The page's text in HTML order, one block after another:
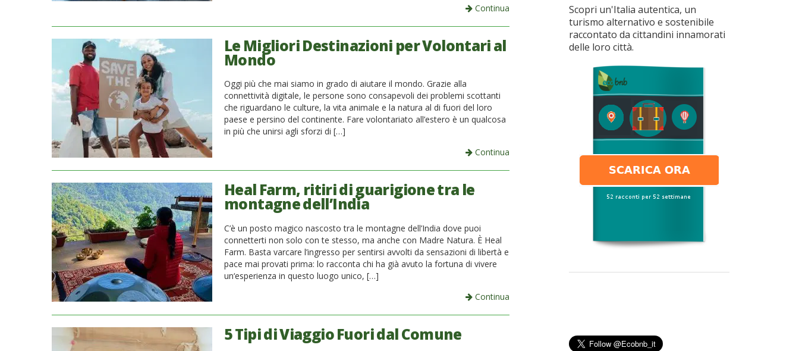
Continua
Le Migliori Destinazioni per Volontari al
Mondo
Oggi più che mai siamo in grado di aiutare il mondo. Grazie alla
connettività digitale, le persone sono consapevoli dei problemi scottanti
che riguardano le culture, la vita animale e la natura al di fuori del loro
paese e persino del continente. Fare volontariato all’estero è un qualcosa
in più che unirsi agli sforzi di […]
Continua
Heal Farm, ritiri di guarigione tra le
montagne dell’India
C’è un posto magico nascosto tra le montagne dell’India dove puoi
connetterti non solo con te stesso, ma anche con Madre Natura. È Heal
Farm. Basta varcare l’ingresso per sentirsi avvolti da sensazioni di libertà e
pace mai provati prima: lo racconta chi ha già avuto la fortuna di vivere
un‘esperienza in questo luogo unico, […]
Continua
5 Tipi di Viaggio Fuori dal Comune
Scopri un'Italia autentica, un
turismo alternativo e sostenibile
raccontato da cittandini innamorati
delle loro città.